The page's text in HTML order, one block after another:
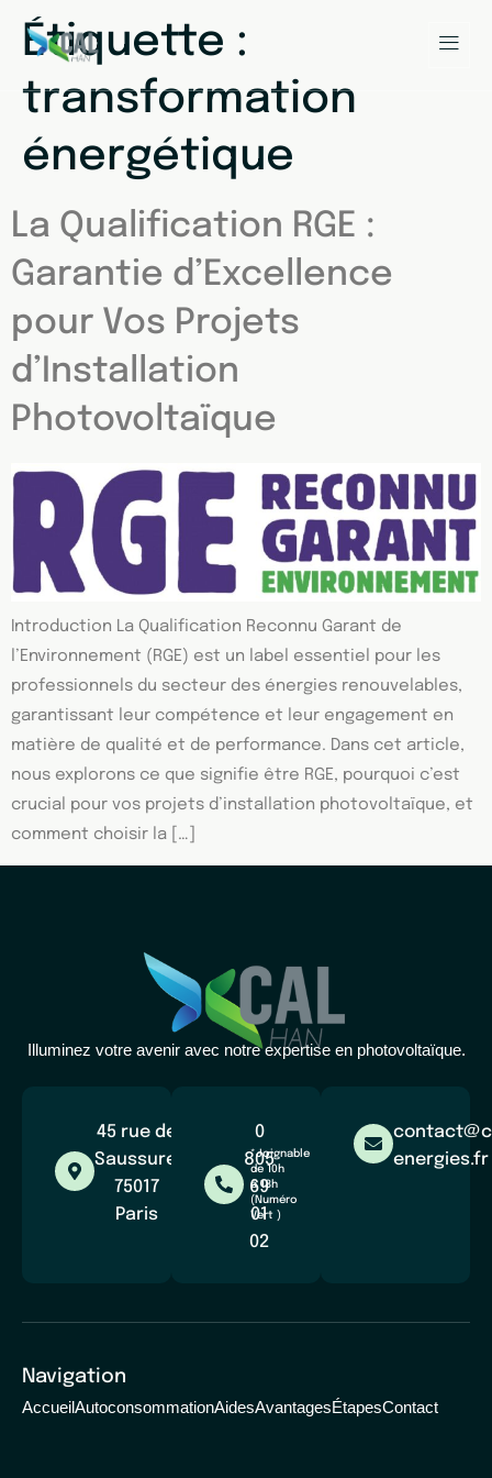
Étiquette :
transformation
énergétique
La Qualification RGE :
Garantie d’Excellence
pour Vos Projets
d’Installation
Photovoltaïque
Introduction La Qualification Reconnu Garant de
l’Environnement (RGE) est un label essentiel pour les
professionnels du secteur des énergies renouvelables,
garantissant leur compétence et leur engagement en
matière de qualité et de performance. Dans cet article,
nous explorons ce que signifie être RGE, pourquoi c’est
crucial pour vos projets d’installation photovoltaïque, et
comment choisir la […]
Illuminez votre avenir avec notre expertise en photovoltaïque.
45 rue de
Saussure,
75017
Paris
0
805
69
01
02
*Joignable
de 10h
à 18h
(Numéro
Vert )
energies.fr
Navigation
AccueilAutoconsommationAidesAvantagesÉtapesContact